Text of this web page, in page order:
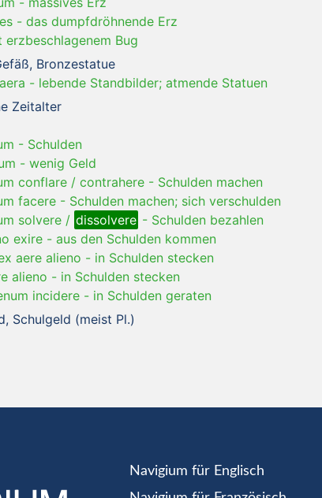
- das dumpfdröhnende Erz
erzbeschlagenem Bug
Bronzestatue
- lebende Standbilder; atmende Statuen
Zeitalter
- Schulden
- wenig Geld
conflare / contrahere - Schulden machen
facere - Schulden machen; sich verschulden
solvere / dissolvere - Schulden bezahlen
exire - aus den Schulden kommen
aere alieno - in Schulden stecken
alieno - in Schulden stecken
incidere - in Schulden geraten
Schulgeld (meist Pl.)
Navigium für Englisch